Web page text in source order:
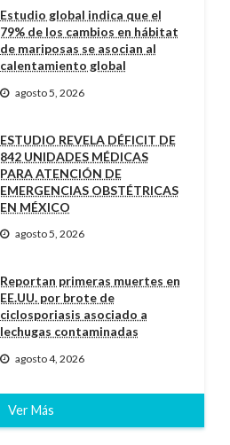
Estudio global indica que el
79% de los cambios en hábitat
de mariposas se asocian al
calentamiento global
agosto 5, 2026
ESTUDIO REVELA DÉFICIT DE
842 UNIDADES MÉDICAS
PARA ATENCIÓN DE
EMERGENCIAS OBSTÉTRICAS
EN MÉXICO
agosto 5, 2026
Reportan primeras muertes en
EE.UU. por brote de
ciclosporiasis asociado a
lechugas contaminadas
agosto 4, 2026
Ver Más